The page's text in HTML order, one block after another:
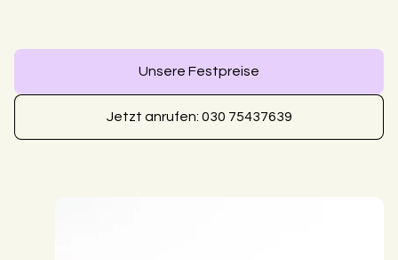
Unsere Festpreise
Jetzt anrufen: 030 75437639